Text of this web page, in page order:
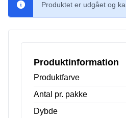
Produktet er udgået og
Produktinformation
Produktfarve
Antal pr. pakke
Dybde